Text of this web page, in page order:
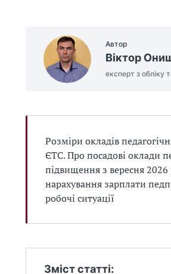
Автор
Віктор
експерт з обліку
Розміри окладів
ЄТС. Про посадові оклади
підвищення з вересня
нарахування зарплати
робочі ситуації
Зміст статті: